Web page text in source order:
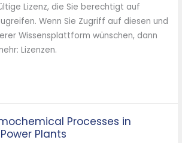
Lizenz, die Sie berechtigt auf
Wenn Sie Zugriff auf diesen und
Wissensplattform wünschen, dann
Lizenzen.
Processes in
Plants